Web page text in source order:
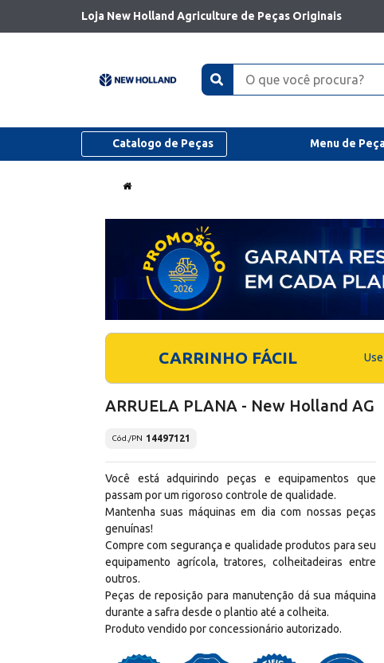
Loja New Holland Agriculture de Peças Originais
Catalogo de Peças Menu de
CARRINHO FÁCIL
ARRUELA PLANA - New Holland AG
Cód./PN 14497121
Você está adquirindo peças e equipamentos que
passam por um rigoroso controle de qualidade.
Mantenha suas máquinas em dia com nossas peças
genuínas!
Compre com segurança e qualidade produtos para seu
equipamento agrícola, tratores, colheitadeiras entre
outros.
Peças de reposição para manutenção dá sua máquina
durante a safra desde o plantio até a colheita.
Produto vendido por concessionário autorizado.